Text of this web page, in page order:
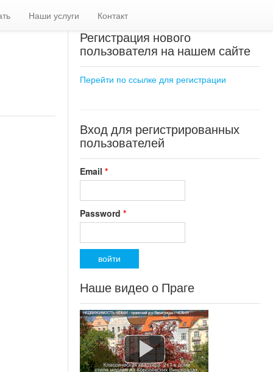
Наши услуги Контакт
Регистрация нового
пользователя на нашем сайте
Перейти по ссылке для регистрации
Вход для регистрированных
пользователей
Email *
Password *
Наше видео о Праге